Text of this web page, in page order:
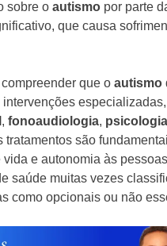
sobre o autismo por parte
que causa
que o autismo
intervenções
, fonoaudiologia, psicologia
tratamentos são
e autonomia às
saúde muitas vezes
como opcionais ou não